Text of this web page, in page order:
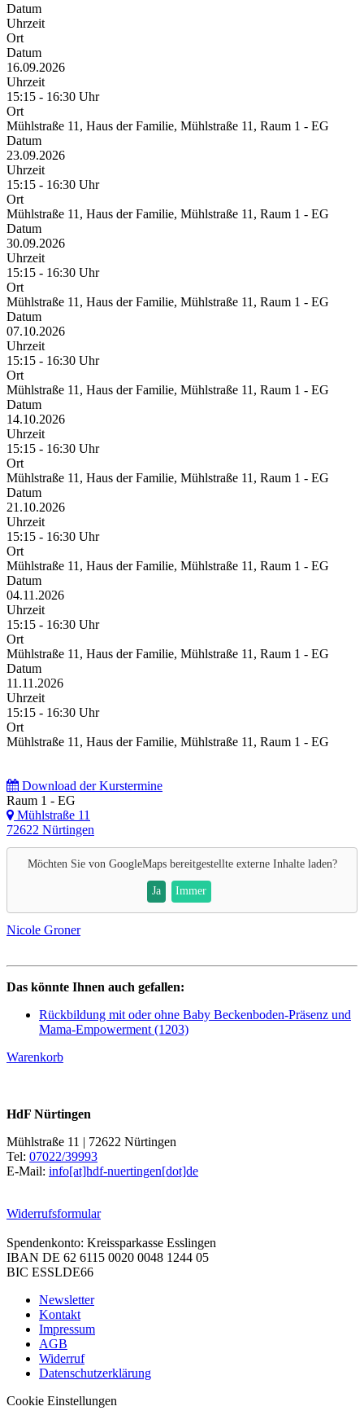
Datum
Uhrzeit
Ort
Datum
16.09.2026
Uhrzeit
15:15 - 16:30 Uhr
Ort
Mühlstraße 11, Haus der Familie, Mühlstraße 11, Raum 1 - EG
Datum
23.09.2026
Uhrzeit
15:15 - 16:30 Uhr
Ort
Mühlstraße 11, Haus der Familie, Mühlstraße 11, Raum 1 - EG
Datum
30.09.2026
Uhrzeit
15:15 - 16:30 Uhr
Ort
Mühlstraße 11, Haus der Familie, Mühlstraße 11, Raum 1 - EG
Datum
07.10.2026
Uhrzeit
15:15 - 16:30 Uhr
Ort
Mühlstraße 11, Haus der Familie, Mühlstraße 11, Raum 1 - EG
Datum
14.10.2026
Uhrzeit
15:15 - 16:30 Uhr
Ort
Mühlstraße 11, Haus der Familie, Mühlstraße 11, Raum 1 - EG
Datum
21.10.2026
Uhrzeit
15:15 - 16:30 Uhr
Ort
Mühlstraße 11, Haus der Familie, Mühlstraße 11, Raum 1 - EG
Datum
04.11.2026
Uhrzeit
15:15 - 16:30 Uhr
Ort
Mühlstraße 11, Haus der Familie, Mühlstraße 11, Raum 1 - EG
Datum
11.11.2026
Uhrzeit
15:15 - 16:30 Uhr
Ort
Mühlstraße 11, Haus der Familie, Mühlstraße 11, Raum 1 - EG
Download der Kurstermine
Raum 1 - EG
Mühlstraße 11
72622 Nürtingen
Möchten Sie von GoogleMapsbereitgestellte externe Inhalte laden?
Ja Immer
Nicole Groner
Das könnte Ihnen auch gefallen:
Rückbildung mit oder ohne Baby Beckenboden-Präsenz und
Mama-Empowerment (1203)
Warenkorb
HdF Nürtingen
Mühlstraße 11 | 72622 Nürtingen
Tel: 07022/39993
E-Mail: info[at]hdf-nuertingen[dot]de
Widerrufsformular
Spendenkonto: Kreissparkasse Esslingen
IBAN DE 62 6115 0020 0048 1244 05
BIC ESSLDE66
Newsletter
Kontakt
Impressum
AGB
Widerruf
Datenschutzerklärung
Cookie Einstellungen